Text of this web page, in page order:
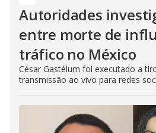
Autoridades
entre morte de
tráfico no México
César Gastélum foi executado a
transmissão ao vivo para redes